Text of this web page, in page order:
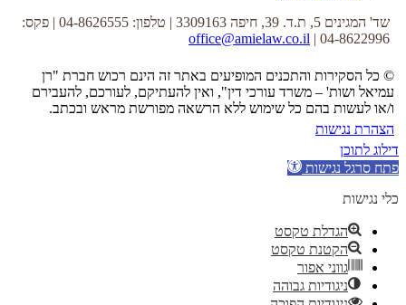
שד' המגינים 5, ת.ד. 39, חיפה 3309163 | טלפון: 04-8626555 | פקס:
04-8622996 |
office@amielaw.co.il
© כל הסקירות והתכנים המופיעים באתר זה הינם רכוש חברת "רן
עמיאל ושות' – משרד עורכי דין", ואין להעתיקם, לעורכם, להעבירם
ו/או לעשות בהם כל שימוש ללא הרשאה מפורשת מראש ובכתב.
הצהרת נגישות
דילוג לתוכן
פתח סרגל נגישות
כלי נגישות
הגדלת טקסט
הקטנת טקסט
גווני אפור
ניגודיות גבוהה